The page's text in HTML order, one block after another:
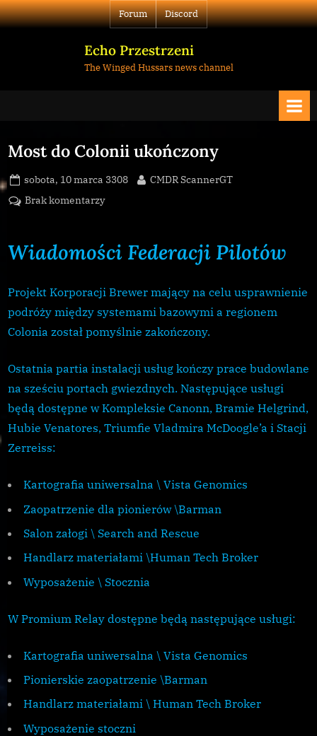
Skip
to
Forum Discord
Echo Przestrzeni
The Winged Hussars news channel
Most do Colonii ukończony
Posted
on
sobota, 10 marca 3308 By
CMDR ScannerGT
Brak komentarzydo
Colonii
ukończony
Wiadomości Federacji Pilotów
Projekt Korporacji Brewer mający na celu usprawnienie
podróży między systemami bazowymi a regionem
Colonia został pomyślnie zakończony.
Ostatnia partia instalacji usług kończy prace budowlane
na sześciu portach gwiezdnych. Następujące usługi
będą dostępne w Kompleksie Canonn, Bramie Helgrind,
Hubie Venatores, Triumfie Vladmira McDoogle’a i Stacji
Zerreiss:
Kartografia uniwersalna \ Vista Genomics
Zaopatrzenie dla pionierów \Barman
Salon załogi \ Search and Rescue
Handlarz materiałami \Human Tech Broker
Wyposażenie \ Stocznia
W Promium Relay dostępne będą następujące usługi:
Kartografia uniwersalna \ Vista Genomics
Pionierskie zaopatrzenie \Barman
Handlarz materiałami \ Human Tech Broker
Wyposażenie stoczni